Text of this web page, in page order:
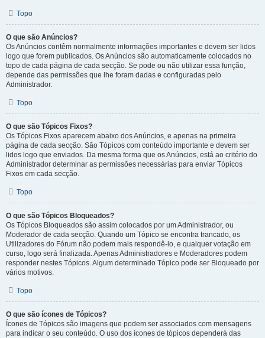
Topo
O que são Anúncios?
Os Anúncios contêm normalmente informações importantes e devem ser lidos
logo que forem publicados. Os Anúncios são automaticamente colocados no
topo de cada página de cada secção. Se pode ou não utilizar essa função,
depende das permissões que lhe foram dadas e configuradas pelo
Administrador.
Topo
O que são Tópicos Fixos?
Os Tópicos Fixos aparecem abaixo dos Anúncios, e apenas na primeira
página de cada secção. São Tópicos com conteúdo importante e devem ser
lidos logo que enviados. Da mesma forma que os Anúncios, está ao critério do
Administrador determinar as permissões necessárias para enviar Tópicos
Fixos em cada secção.
Topo
O que são Tópicos Bloqueados?
Os Tópicos Bloqueados são assim colocados por um Administrador, ou
Moderador de cada secção. Quando um Tópico se encontra trancado, os
Utilizadores do Fórum não podem mais respondê-lo, e qualquer votação em
curso, logo será finalizada. Apenas Administradores e Moderadores podem
responder nestes Tópicos. Algum determinado Tópico pode ser Bloqueado por
vários motivos.
Topo
O que são ícones de Tópicos?
Ícones de Tópicos são imagens que podem ser associados com mensagens
para indicar o seu conteúdo. O uso dos ícones de tópicos dependerá das